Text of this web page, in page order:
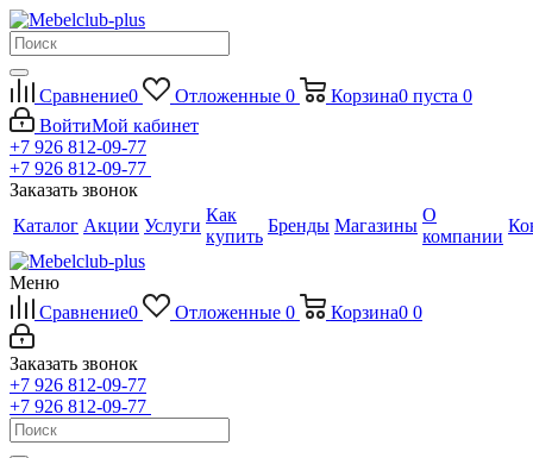
Сравнение0 Отложенные 0 Корзина0 пуста 0
ВойтиМой кабинет
+7 926 812-09-77
+7 926 812-09-77
Заказать звонок
Каталог Акции Услуги
Как
купить
Бренды Магазины
О
компании
Меню
Сравнение0 Отложенные 0 Корзина0 0
Заказать звонок
+7 926 812-09-77
+7 926 812-09-77